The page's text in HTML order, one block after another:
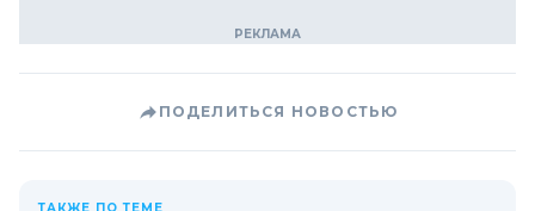
ПОДЕЛИТЬСЯ НОВОСТЬЮ